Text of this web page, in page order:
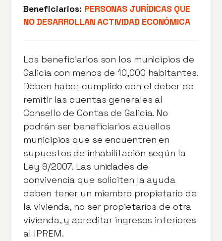
Beneficiarios: PERSONAS JURÍDICAS QUE
NO DESARROLLAN ACTIVIDAD ECONÓMICA
Los beneficiarios son los municipios de
Galicia con menos de 10,000 habitantes.
Deben haber cumplido con el deber de
remitir las cuentas generales al
Consello de Contas de Galicia. No
podrán ser beneficiarios aquellos
municipios que se encuentren en
supuestos de inhabilitación según la
Ley 9/2007. Las unidades de
convivencia que soliciten la ayuda
deben tener un miembro propietario de
la vivienda, no ser propietarios de otra
vivienda, y acreditar ingresos inferiores
al IPREM.